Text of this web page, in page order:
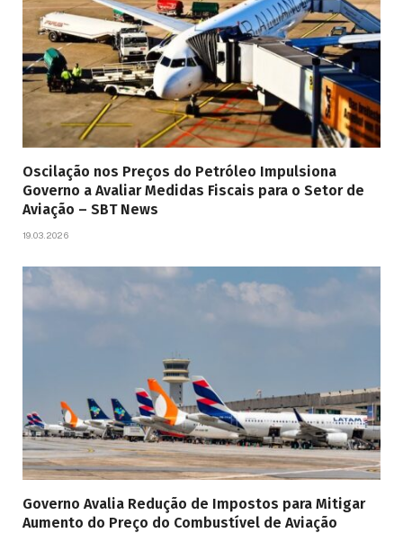
Oscilação nos Preços do Petróleo Impulsiona
Governo a Avaliar Medidas Fiscais para o Setor de
Aviação – SBT News
19.03.2026
Governo Avalia Redução de Impostos para Mitigar
Aumento do Preço do Combustível de Aviação